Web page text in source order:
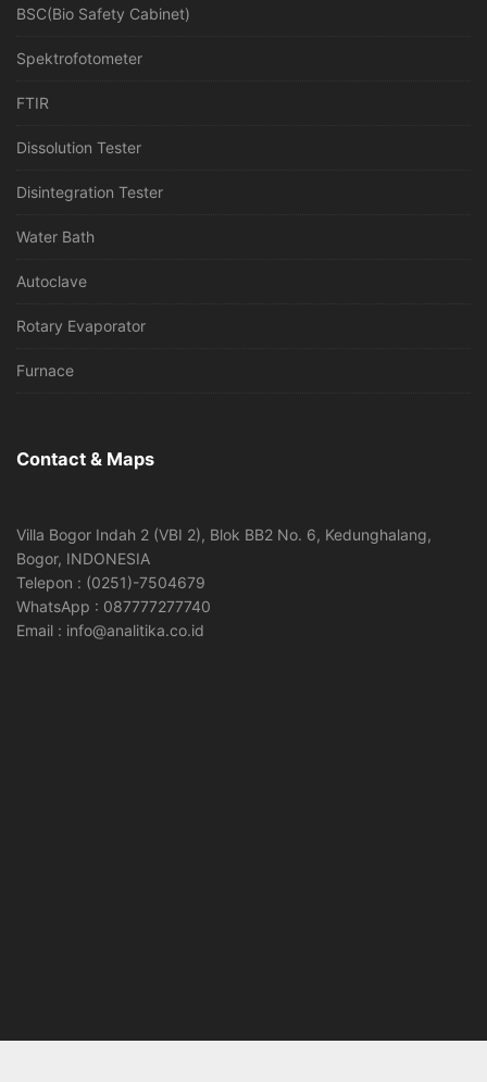
BSC(Bio Safety Cabinet)
Spektrofotometer
FTIR
Dissolution Tester
Disintegration Tester
Water Bath
Autoclave
Rotary Evaporator
Furnace
Contact & Maps
Villa Bogor Indah 2 (VBI 2), Blok BB2 No. 6, Kedunghalang,
Bogor, INDONESIA
Telepon : (0251)-7504679
WhatsApp : 087777277740
Email : info@analitika.co.id